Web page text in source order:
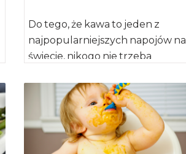
Do tego, że kawa to jeden z
najpopularniejszych napojów na
świecie, nikogo nie trzeba
na świecie […]